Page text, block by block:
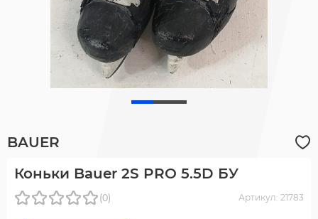
BAUER
Коньки Bauer 2S PRO 5.5D БУ
(0) Артикул: 21783